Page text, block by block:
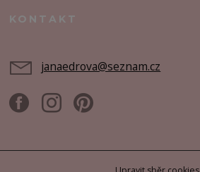
KONTAKT
janaedrova@seznam.cz